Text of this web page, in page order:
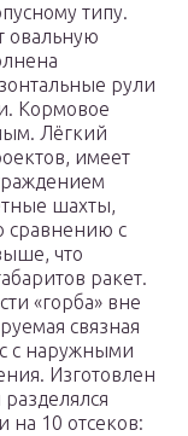
типу.
овальную
рули
Кормовое
Лёгкий
имеет
шахты,
сравнению с
что
ракет.
«горба» вне
связная
с наружными
Изготовлен
10 отсеков: